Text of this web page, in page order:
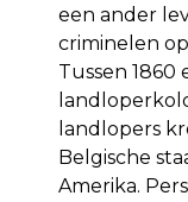
een ander
criminelen
Tussen 1860
landlopers
Belgische
Amerika.